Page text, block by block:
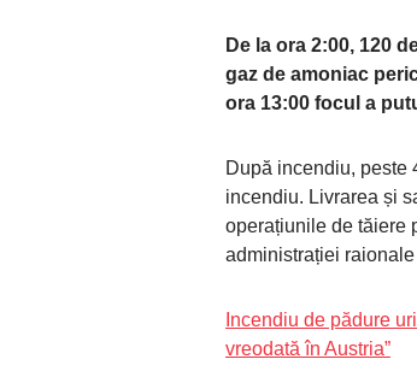
De la ora 2:00, 120
gaz de amoniac
ora 13:00 focul a
După incendiu, peste
incendiu. Livrarea și
operațiunile de tăiere
administrației
Incendiu de pădure
vreodată în Austria”